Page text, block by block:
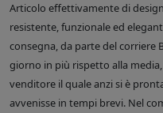
Articolo effettivamente di
resistente, funzionale ed
consegna, da parte del
giorno in più rispetto alla
venditore il quale anzi si è
avvenisse in tempi brevi. Nel